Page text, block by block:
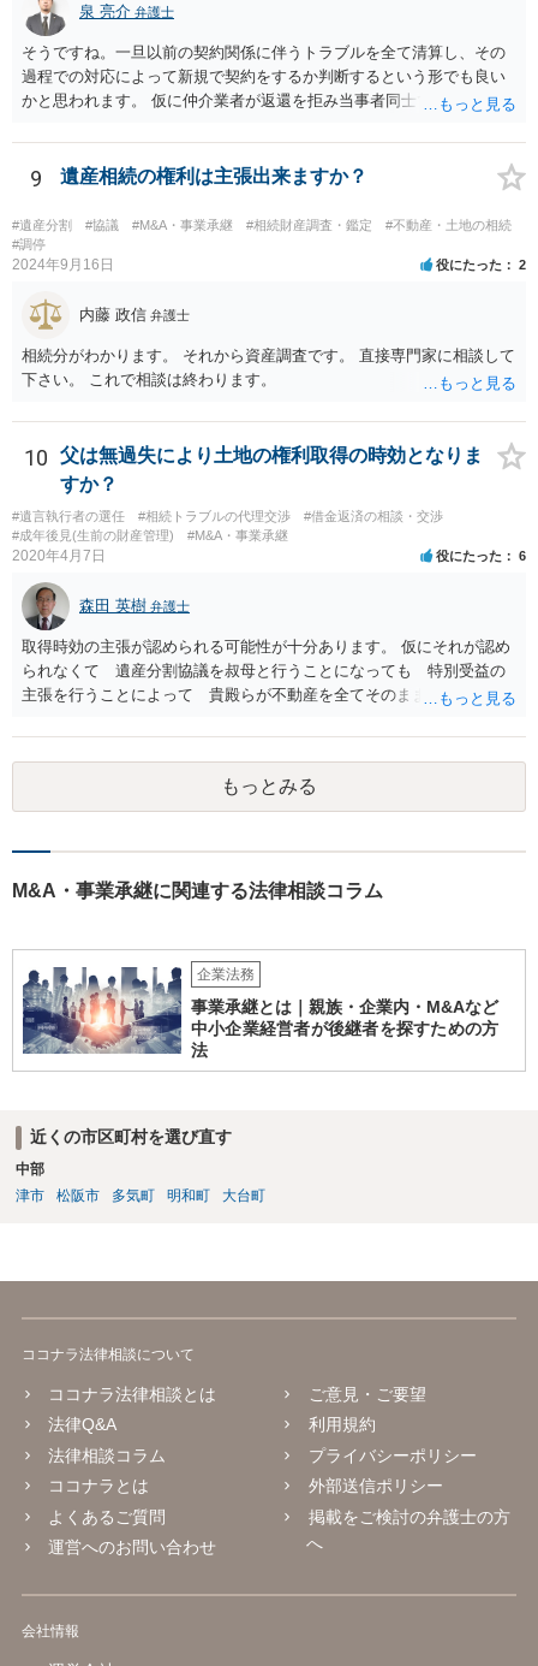
泉 亮介 弁護士
そうですね。一旦以前の契約関係に伴うトラブルを全て清算し、その
過程での対応によって新規で契約をするか判断するという形でも良い
かと思われます。 仮に仲介業者が返還を拒み当事者同士での解決が困
9 遺産相続の権利は主張出来ますか？
#遺産分割 #協議 #M&A・事業承継 #相続財産調査・鑑定
#不動産・土地の相続
#調停
2024年9月16日 役にたった 2
内藤 政信 弁護士
相続分がわかります。 それから資産調査です。 直接専門家に相談して
下さい。 これで相談は終わります。
10
父は無過失により土地の権利取得の時効となりま
すか？
#遺言執行者の選任 #相続トラブルの代理交渉
#借金返済の相談・交渉
#成年後見(生前の財産管理)
#M&A・事業承継
2020年4月7日 役にたった 6
森田 英樹 弁護士
取得時効の主張が認められる可能性が十分あります。 仮にそれが認め
られなくて 遺産分割協議を叔母と行うことになっても 特別受益の
主張を行うことによって 貴殿らが不動産を全てそのまま取得できる
もっとみる
M&A・事業承継に関連する法律相談コラム
企業法務
事業承継とは｜親族・企業内・M&Aなど
中小企業経営者が後継者を探すための方
法
近くの市区町村を選び直す
中部
津市
松阪市 多気町 明和町 大台町
ココナラ法律相談について
ココナラ法律相談とは
法律Q&A
法律相談コラム
ココナラとは
よくあるご質問
運営へのお問い合わせ
ご意見・ご要望
利用規約
プライバシーポリシー
外部送信ポリシー
掲載をご検討の弁護士の方
へ
会社情報